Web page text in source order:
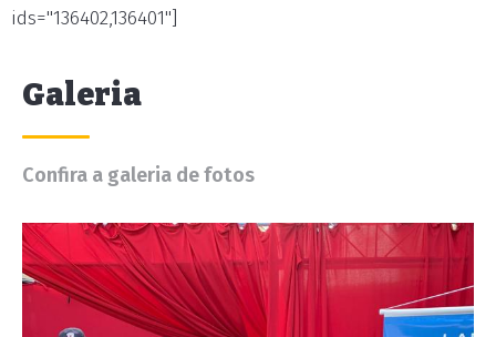
ids="136402,136401"]
Galeria
Confira a galeria de fotos